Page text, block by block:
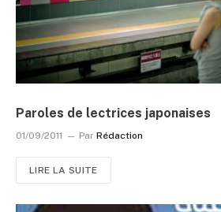
Paroles de lectrices japonaises
01/09/2011 Par Rédaction
LIRE LA SUITE